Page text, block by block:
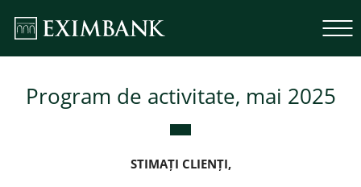
Program de activitate, mai 2025
STIMAȚI CLIENȚI,